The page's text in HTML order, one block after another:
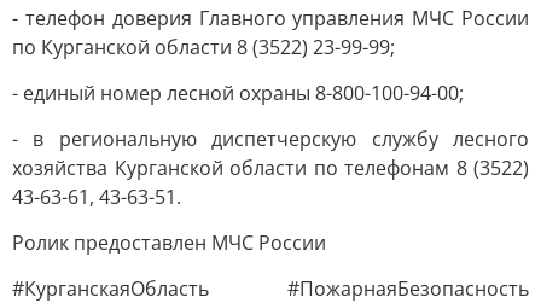
- телефон доверия Главного управления МЧС России
по Курганской области 8 (3522) 23-99-99;
- единый номер лесной охраны 8-800-100-94-00;
- в региональную диспетчерскую службу лесного
хозяйства Курганской области по телефонам 8 (3522)
43-63-61, 43-63-51.
Ролик предоставлен МЧС России
#КурганскаяОбласть #ПожарнаяБезопасность